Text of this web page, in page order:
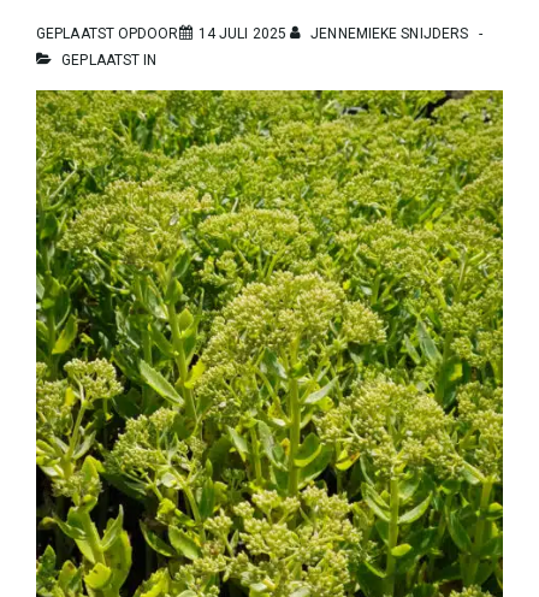
GEPLAATST OPDOOR 14 JULI 2025
JENNEMIEKE SNIJDERS
GEPLAATST IN